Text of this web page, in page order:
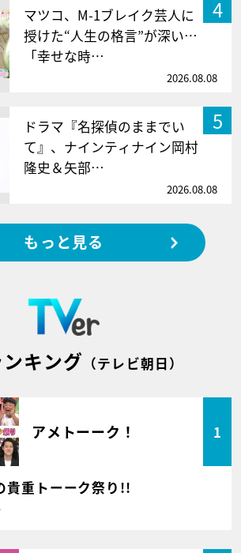
4
マツコ、M-1ブレイク芸人に
授けた“人生の格言”が深い…
「幸せな時…
2026.08.08
5
ドラマ『名探偵のままでい
て』、ナインティナイン岡村
隆史＆矢部…
2026.08.08
もっと見る
キング （テレビ朝日）
アメトーーク！ 1
貴重トーーク祭り!!